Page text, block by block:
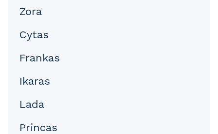
Zora
Cytas
Frankas
Ikaras
Lada
Princas